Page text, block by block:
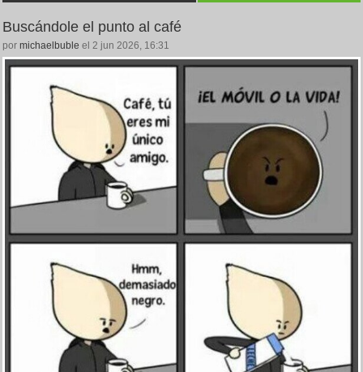
Buscándole el punto al café
por michaelbuble el 2 jun 2026, 16:31